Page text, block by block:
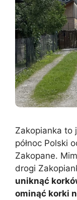
Zakopianka to
północ Polski
Zakopane.
drogi
uniknąć
ominąć korki